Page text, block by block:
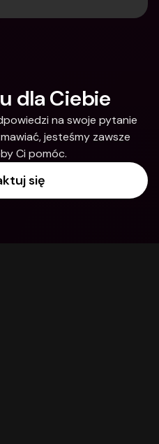
dla Ciebie
na swoje pytanie
jesteśmy zawsze
Ci pomóc.
się